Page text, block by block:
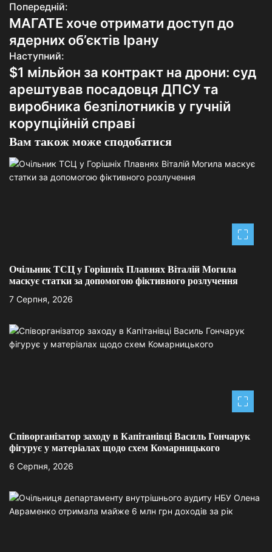
Н
а
в
і
г
а
ц
і
п
и
і
Попередній:
МАГАТЕ хоче отримати доступ до
ядерних об’єктів Ірану
Наступний:
$1 мільйон за контракт на дрони: суд
арештував посадовця ДПСУ та
виробника безпілотників у гучній
корупційній справі
Вам також може сподобатися
Очільник ТСЦ у Горішніх Плавнях Віталій Могила
маскує статки за допомогою фіктивного розлучення
7 Серпня, 2026
Співорганізатор заходу в Капітанівці Василь Гончарук
фігурує у матеріалах щодо схем Комарницького
6 Серпня, 2026